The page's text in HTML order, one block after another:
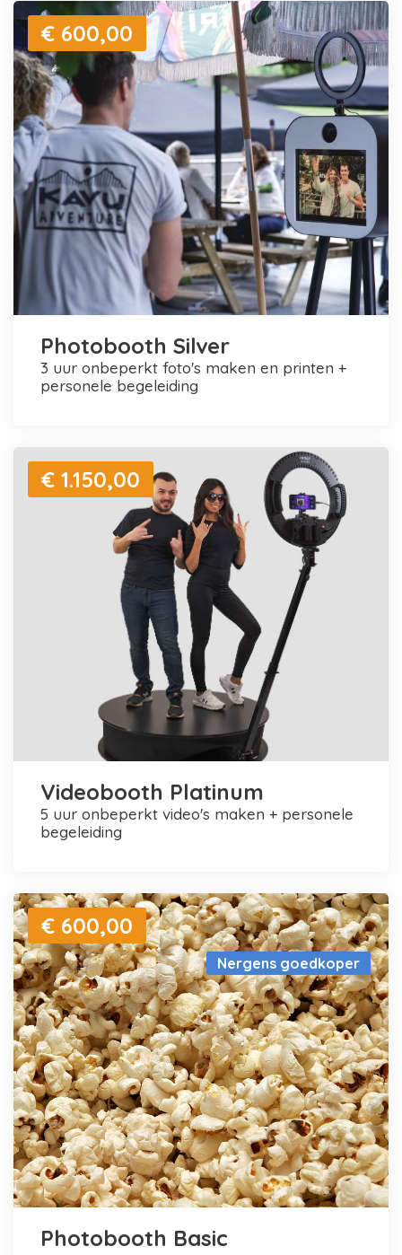
€ 600,00
Photobooth Silver
3 uur onbeperkt foto's maken en printen +
personele begeleiding
€ 1.150,00
Videobooth Platinum
5 uur onbeperkt video's maken + personele
begeleiding
Nergens goedkoper
€ 600,00
Photobooth Basic